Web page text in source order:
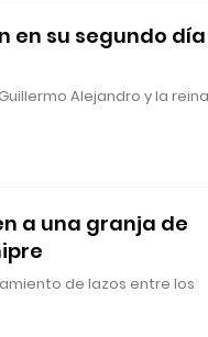
en su segundo
Alejandro y la reina
a una granja de
de lazos entre los